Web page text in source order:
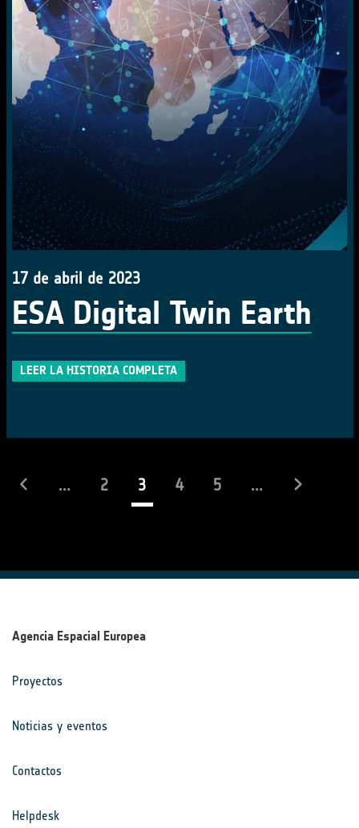
17 de abril de 2023
ESA Digital Twin Earth
LEER LA HISTORIA COMPLETA
... 2 3(actual)
4 5 ...
Agencia Espacial Europea
Proyectos
Noticias y eventos
Contactos
Helpdesk